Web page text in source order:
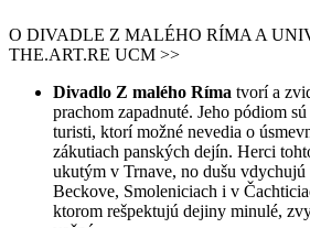
O DIVADLE Z MALÉHO RÍMA A
THE.ART.RE UCM >>
Divadlo Z malého Ríma tvorí a
prachom zapadnuté. Jeho pódiom
turisti, ktorí možné nevedia o
zákutiach panských dejín. Herci
ukutým v Trnave, no dušu
Beckove, Smoleniciach i v
ktorom rešpektujú dejiny minulé,